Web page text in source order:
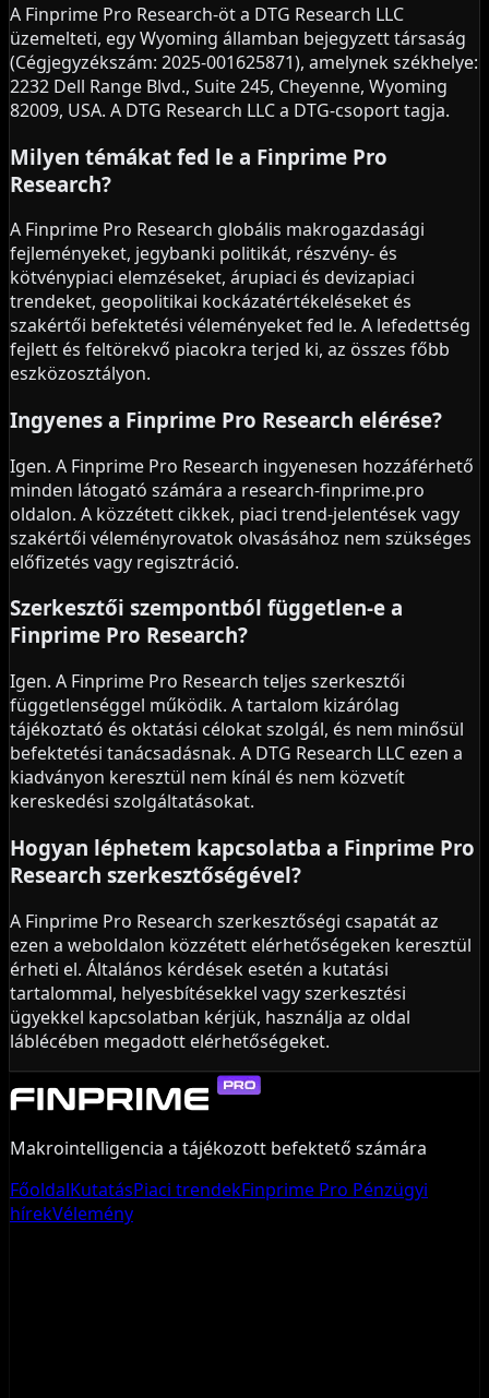
A Finprime Pro Research-öt a DTG Research LLC
üzemelteti, egy Wyoming államban bejegyzett társaság
(Cégjegyzékszám: 2025-001625871), amelynek székhelye:
2232 Dell Range Blvd., Suite 245, Cheyenne, Wyoming
82009, USA. A DTG Research LLC a DTG-csoport tagja.
Milyen témákat fed le a Finprime Pro
Research?
A Finprime Pro Research globális makrogazdasági
fejleményeket, jegybanki politikát, részvény- és
kötvénypiaci elemzéseket, árupiaci és devizapiaci
trendeket, geopolitikai kockázatértékeléseket és
szakértői befektetési véleményeket fed le. A lefedettség
fejlett és feltörekvő piacokra terjed ki, az összes főbb
eszközosztályon.
Ingyenes a Finprime Pro Research elérése?
Igen. A Finprime Pro Research ingyenesen hozzáférhető
minden látogató számára a research-finprime.pro
oldalon. A közzétett cikkek, piaci trend-jelentések vagy
szakértői véleményrovatok olvasásához nem szükséges
előfizetés vagy regisztráció.
Szerkesztői szempontból független-e a
Finprime Pro Research?
Igen. A Finprime Pro Research teljes szerkesztői
függetlenséggel működik. A tartalom kizárólag
tájékoztató és oktatási célokat szolgál, és nem minősül
befektetési tanácsadásnak. A DTG Research LLC ezen a
kiadványon keresztül nem kínál és nem közvetít
kereskedési szolgáltatásokat.
Hogyan léphetem kapcsolatba a Finprime Pro
Research szerkesztőségével?
A Finprime Pro Research szerkesztőségi csapatát az
ezen a weboldalon közzétett elérhetőségeken keresztül
érheti el. Általános kérdések esetén a kutatási
tartalommal, helyesbítésekkel vagy szerkesztési
ügyekkel kapcsolatban kérjük, használja az oldal
láblécében megadott elérhetőségeket.
Makrointelligencia a tájékozott befektető számára
FőoldalKutatásPiaci trendekFinprime Pro Pénzügyi
hírekVélemény